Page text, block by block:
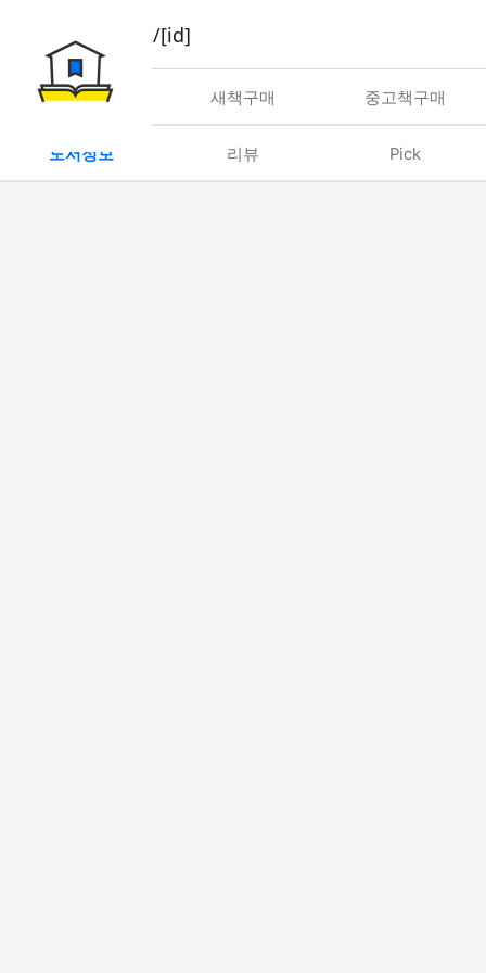
book/rent/[id]
대여 새책구매 중고책구매
도서정보 리뷰 Pick